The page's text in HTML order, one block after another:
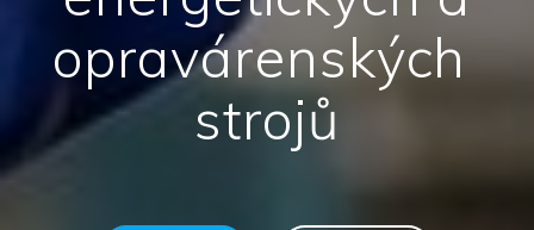
opravárenských
strojů